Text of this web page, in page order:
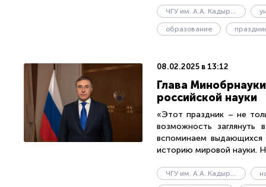
ЧГУ им. А.А. Кадырова
образование
08.02.2025 в 13:12
Глава
российской науки
«Этот праздник – не
возможность
вспоминаем выдающихся
историю мировой науки.
ЧГУ им. А.А. Кадырова